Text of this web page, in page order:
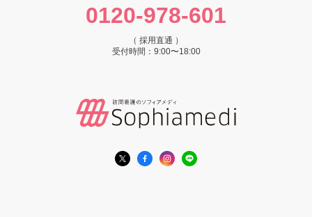
0120-978-601
（ 採用直通 ）
受付時間：9:00〜18:00